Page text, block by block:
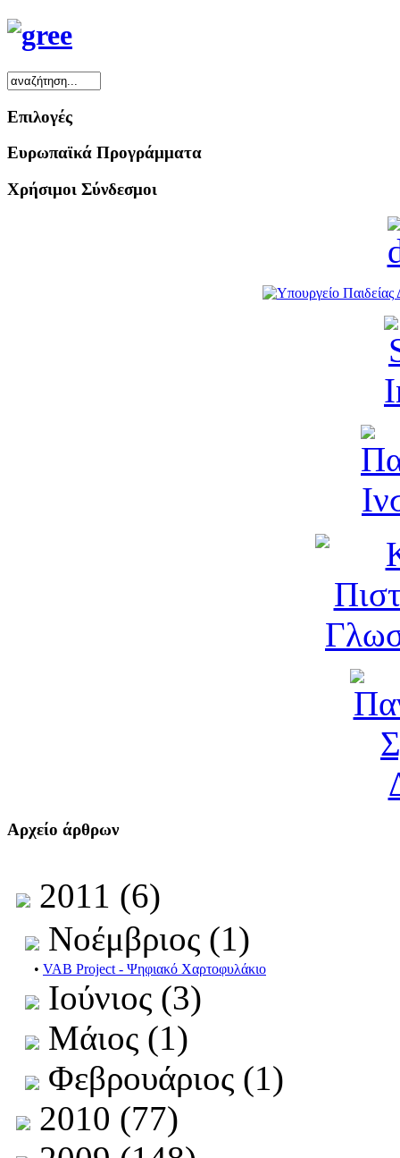
Επιλογές
Ευρωπαϊκά Προγράμματα
Χρήσιμοι Σύνδεσμοι
Αρχείο άρθρων
2011 (6)
Νοέμβριος (1)
• VAB Project - Ψηφιακό Χαρτοφυλάκιο
Ιούνιος (3)
Μάιος (1)
Φεβρουάριος (1)
2010 (77)